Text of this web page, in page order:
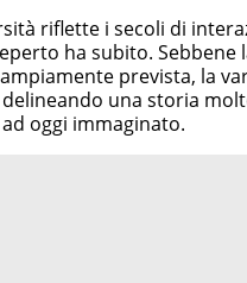
riflette i secoli di
ha subito. Sebbene
prevista, la
una storia
oggi immaginato.